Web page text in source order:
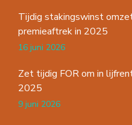
Tijdig stakingswinst
premieaftrek in 2025
16 juni 2026
Zet tijdig FOR om in
2025
9 juni 2026